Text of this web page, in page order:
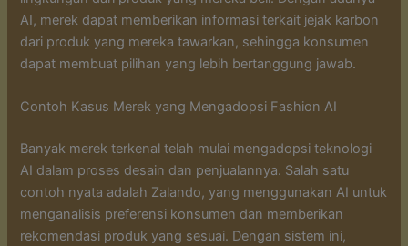
AI, merek dapat memberikan informasi terkait jejak karbon
dari produk yang mereka tawarkan, sehingga konsumen
dapat membuat pilihan yang lebih bertanggung jawab.
Contoh Kasus Merek yang Mengadopsi Fashion AI
Banyak merek terkenal telah mulai mengadopsi teknologi
AI dalam proses desain dan penjualannya. Salah satu
contoh nyata adalah Zalando, yang menggunakan AI untuk
menganalisis preferensi konsumen dan memberikan
rekomendasi produk yang sesuai. Dengan sistem ini,